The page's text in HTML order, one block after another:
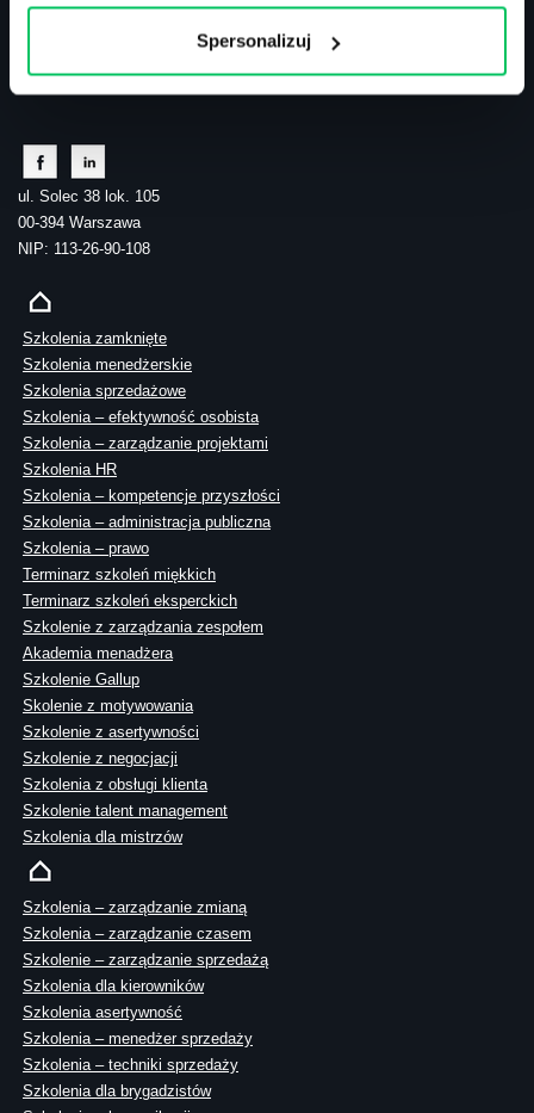
Spersonalizuj
tel.: 505 273 550
ul. Solec 38 lok. 105
00-394 Warszawa
NIP: 113-26-90-108
Szkolenia zamknięte
Szkolenia menedżerskie
Szkolenia sprzedażowe
Szkolenia – efektywność osobista
Szkolenia – zarządzanie projektami
Szkolenia HR
Szkolenia – kompetencje przyszłości
Szkolenia – administracja publiczna
Szkolenia – prawo
Terminarz szkoleń miękkich
Terminarz szkoleń eksperckich
Szkolenie z zarządzania zespołem
Akademia menadżera
Szkolenie Gallup
Skolenie z motywowania
Szkolenie z asertywności
Szkolenie z negocjacji
Szkolenia z obsługi klienta
Szkolenie talent management
Szkolenia dla mistrzów
Szkolenia – zarządzanie zmianą
Szkolenia – zarządzanie czasem
Szkolenie – zarządzanie sprzedażą
Szkolenia dla kierowników
Szkolenia asertywność
Szkolenia – menedżer sprzedaży
Szkolenia – techniki sprzedaży
Szkolenia dla brygadzistów